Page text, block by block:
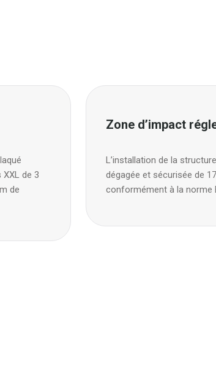
de 3
de
Zone d’impact
L’installation de la
dégagée et sécurisée de
conformément à la norme